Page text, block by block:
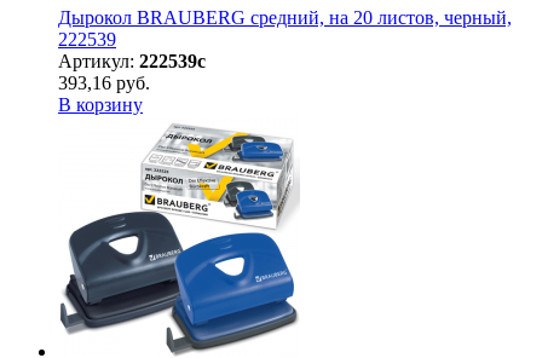
Дырокол BRAUBERG средний, на 20 листов, черный,
222539
Артикул: 222539с
393,16 руб.
В корзину